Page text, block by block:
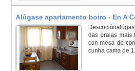
Alúgase apartamento boiro - En A
das praias mais
con mesa de
cunha cama de